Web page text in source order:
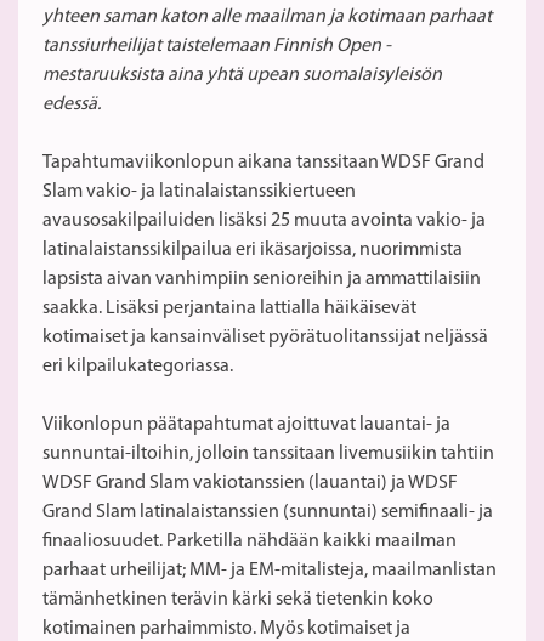
yhteen saman katon alle maailman ja kotimaan parhaat
tanssiurheilijat taistelemaan Finnish Open -
mestaruuksista aina yhtä upean suomalaisyleisön
edessä.
Tapahtumaviikonlopun aikana tanssitaan WDSF Grand
Slam vakio- ja latinalaistanssikiertueen
avausosakilpailuiden lisäksi 25 muuta avointa vakio- ja
latinalaistanssikilpailua eri ikäsarjoissa, nuorimmista
lapsista aivan vanhimpiin senioreihin ja ammattilaisiin
saakka. Lisäksi perjantaina lattialla häikäisevät
kotimaiset ja kansainväliset pyörätuolitanssijat neljässä
eri kilpailukategoriassa.
Viikonlopun päätapahtumat ajoittuvat lauantai- ja
sunnuntai-iltoihin, jolloin tanssitaan livemusiikin tahtiin
WDSF Grand Slam vakiotanssien (lauantai) ja WDSF
Grand Slam latinalaistanssien (sunnuntai) semifinaali- ja
finaaliosuudet. Parketilla nähdään kaikki maailman
parhaat urheilijat; MM- ja EM-mitalisteja, maailmanlistan
tämänhetkinen terävin kärki sekä tietenkin koko
kotimainen parhaimmisto. Myös kotimaiset ja